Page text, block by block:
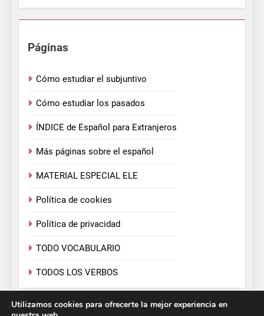
Páginas
Cómo estudiar el subjuntivo
Cómo estudiar los pasados
ÍNDICE de Español para Extranjeros
Más páginas sobre el español
MATERIAL ESPECIAL ELE
Política de cookies
Política de privacidad
TODO VOCABULARIO
TODOS LOS VERBOS
Español para Extranjeros. Victoria Monera y Carmen
Utilizamos cookies para ofrecerte la mejor experiencia en